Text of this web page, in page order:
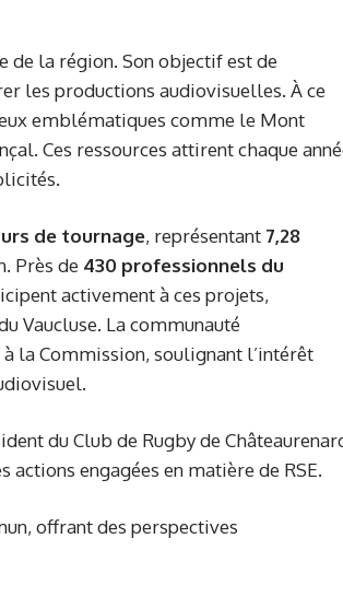
de la région. Son objectif est de
les productions audiovisuelles. À ce
emblématiques comme le Mont
Ces ressources attirent chaque
de tournage, représentant 7,28
Près de 430 professionnels du
activement à ces projets,
Vaucluse. La communauté
la Commission, soulignant l’intérêt
du Club de Rugby de
engagées en matière de RSE.
offrant des perspectives